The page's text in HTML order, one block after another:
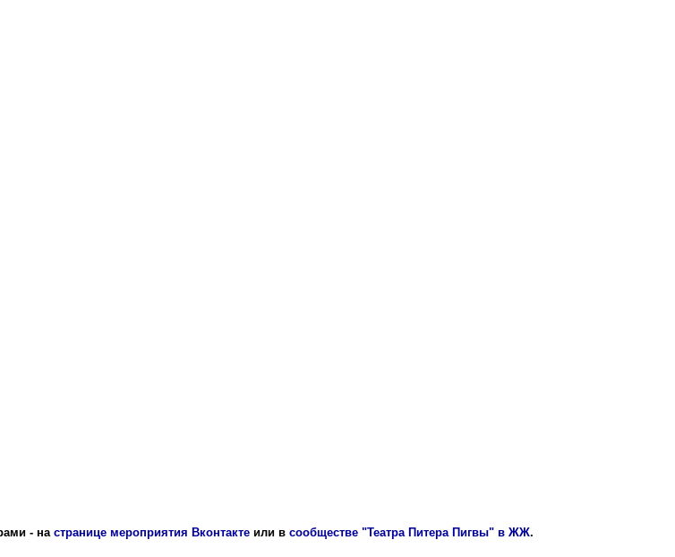
- на странице мероприятия Вконтактеили в сообществе "Театра Питера Пигвы" в ЖЖ.